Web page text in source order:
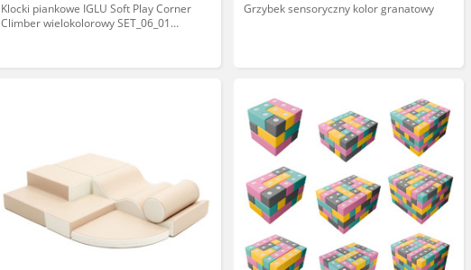
Klocki piankowe IGLU Soft Play Corner
Climber wielokolorowy SET_06_01
Grzybek sensoryczny kolor granatowy